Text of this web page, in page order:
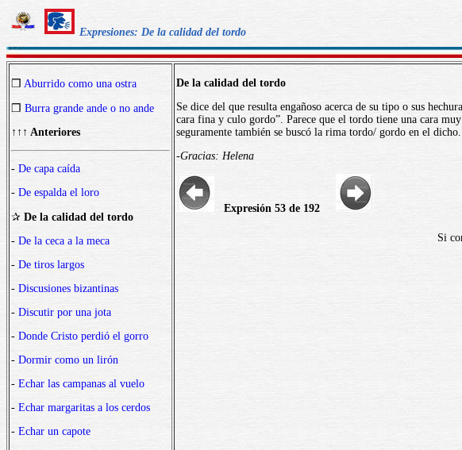
Expresiones: De la calidad del tordo
❒ Aburrido como una ostra
❒ Burra grande ande o no ande
↑↑↑ Anteriores
- De capa caída
- De espalda el loro
✰ De la calidad del tordo
- De la ceca a la meca
- De tiros largos
- Discusiones bizantinas
- Discutir por una jota
- Donde Cristo perdió el gorro
- Dormir como un lirón
- Echar las campanas al vuelo
- Echar margaritas a los cerdos
- Echar un capote
De la calidad del tordo
Se dice del que resulta engañoso acerca de su tipo o sus
cara fina y culo gordo”. Parece que el tordo tiene una cara
seguramente también se buscó la rima tordo/ gordo en el dicho.
-Gracias: Helena
Expresión 53 de 192
Si